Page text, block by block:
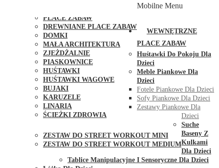
PLACE ZABAW
DREWNIANE PLACE ZABAW
DOMKI
MAŁA ARCHITEKTURA
ZJEŻDŻALNIE
PIASKOWNICE
HUŚTAWKI
HUŚTAWKI WAGOWE
BUJAKI
KARUZELE
LINARIA
ŚCIEŻKI ZDROWIA
ZESTAW DO STREET WORKOUT MINI
ZESTAW DO STREET WORKOUT MEDIUM
Mobilne Menu
WEWNĘTRZNE
PLACE ZABAW
Huśtawki Do Pokoju Dla
Dzieci
Meble Piankowe Dla
Dzieci
Fotele Piankowe Dla Dzieci
Sofy Piankowe Dla Dzieci
Zestawy Piankowe Dla
Dzieci
Suche
Baseny Z
Kulkami
Dla Dzieci
Tablice Manipulacyjne I Sensoryczne Dla Dzieci